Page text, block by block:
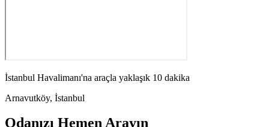
İstanbul Havalimanı'na araçla yaklaşık 10 dakika
Arnavutköy, İstanbul
Odanızı Hemen Arayın